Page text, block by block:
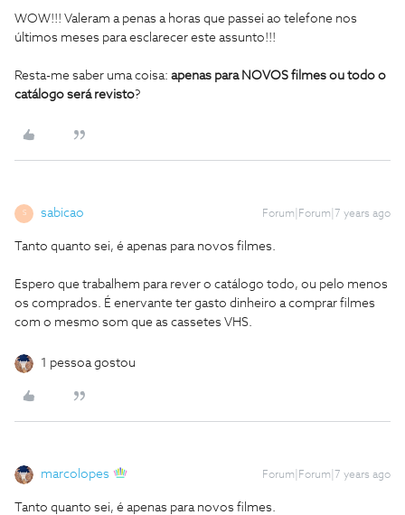
WOW!!! Valeram a penas a horas que passei ao telefone nos
últimos meses para esclarecer este assunto!!!
Resta-me saber uma coisa: apenas para NOVOS filmes ou todo o
catálogo será revisto?
S sabicao Forum|Forum|7 years ago
Tanto quanto sei, é apenas para novos filmes.
Espero que trabalhem para rever o catálogo todo, ou pelo menos
os comprados. É enervante ter gasto dinheiro a comprar filmes
com o mesmo som que as cassetes VHS.
1 pessoa gostou
marcolopes Forum|Forum|7 years ago
Tanto quanto sei, é apenas para novos filmes.